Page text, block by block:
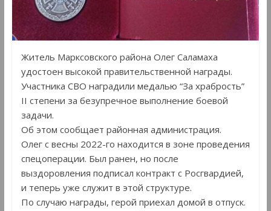
Житель Марксовского района Олег Саламаха
удостоен высокой правительственной награды.
Участника СВО наградили медалью “За храбрость”
II степени за безупречное выполнение боевой
задачи.
Об этом сообщает районная администрация.
Олег с весны 2022-го находится в зоне проведения
спецоперации. Был ранен, но после
выздоровления подписал контракт с Росгвардией,
и теперь уже служит в этой структуре.
По случаю награды, герой приехал домой в отпуск.